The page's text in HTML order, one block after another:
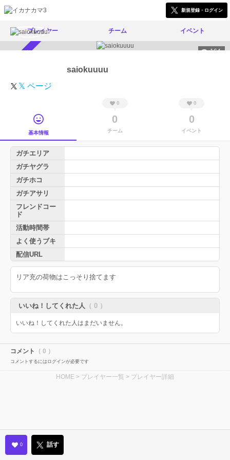
新規登録・ログイン
プレイヤー チーム イベント
164
saiokuuuu
𝕏 ページ
基本情報
0
0
チーム
0
0
イベント
ガチエリア
ガチヤグラ
ガチホコ
ガチアサリ
フレンドコー
ド
活動時間帯
よく使うブキ
配信URL
リア充の荷物はこっそり捨てます
いいね！してくれた人 （ 0 ）
いいね！してくれた人はまだいません。
コメント （ 0 ）
コメントするにはログインが必要です
HOME > プレイヤー一覧 > プレイヤー詳細
0 話す